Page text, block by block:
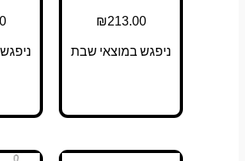
₪213.00
ניפגש במוצאי שבת ניפגש